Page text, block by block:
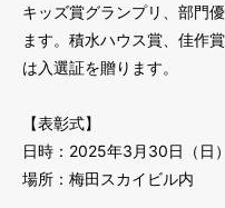
キッズ賞グランプリ、部門
ます。積水ハウス賞、佳作
は入選証を贈ります。
【表彰式】
日時：2025年3月30日（日
場所：梅田スカイビル内